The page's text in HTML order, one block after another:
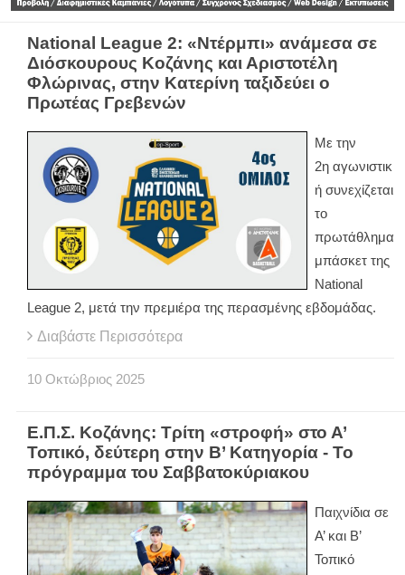
National League 2: «Ντέρμπι» ανάμεσα σε
Διόσκουρους Κοζάνης και Αριστοτέλη
Φλώρινας, στην Κατερίνη ταξιδεύει ο
Πρωτέας Γρεβενών
Με την
2η αγωνιστικ
ή συνεχίζεται
το
πρωτάθλημα
μπάσκετ της
National
League 2, μετά την πρεμιέρα της περασμένης εβδομάδας.
Διαβάστε Περισσότερα
10 Οκτώβριος 2025
Ε.Π.Σ. Κοζάνης: Τρίτη «στροφή» στο Α’
Τοπικό, δεύτερη στην Β’ Κατηγορία - Το
πρόγραμμα του Σαββατοκύριακου
Παιχνίδια σε
Α’ και Β’
Τοπικό